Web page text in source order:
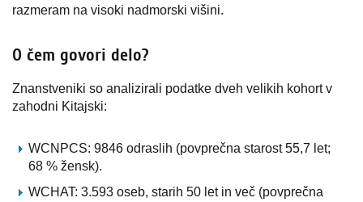
razmeram na visoki nadmorski višini.
O čem govori delo?
Znanstveniki so analizirali podatke dveh velikih kohort v
zahodni Kitajski:
WCNPCS: 9846 odraslih (povprečna starost 55,7 let;
68 % žensk).
WCHAT: 3.593 oseb, starih 50 let in več (povprečna